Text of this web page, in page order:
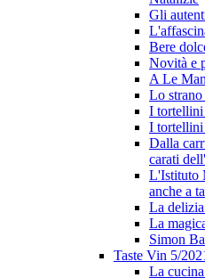
Gli
Bere
Novità e
A Le
Lo
I
I tortellini
Dalla
carati
L'Istituto
anche a
La
La
Simon
Taste Vin 5/
La